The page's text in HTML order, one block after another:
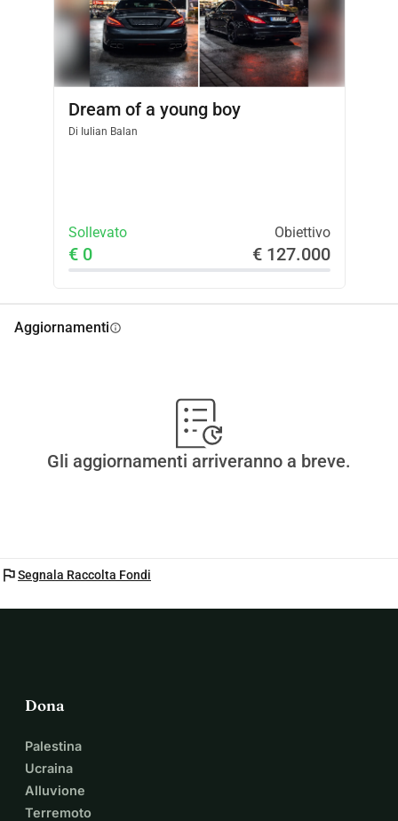
Dream of a young boy
Di Iulian Balan
Sollevato Obiettivo
€ 0 € 127.000
Aggiornamentiinfo
Gli aggiornamenti arriveranno a breve.
flagSegnala Raccolta Fondi
Dona
Palestina
Ucraina
Alluvione
Terremoto